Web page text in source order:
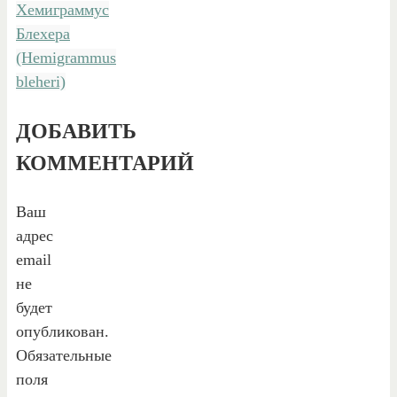
Хемиграммус
Блехера
(Hemigrammus
bleheri)
ДОБАВИТЬ
КОММЕНТАРИЙ
Ваш
адрес
email
не
будет
опубликован.
Обязательные
поля